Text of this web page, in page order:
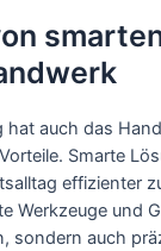
hat auch das
Smarte
effizienter
Werkzeuge und
sondern auch